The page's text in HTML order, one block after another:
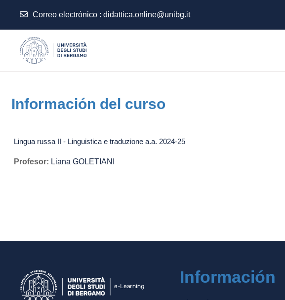
Correo electrónico : didattica.online@unibg.it
Información del curso
Lingua russa II - Linguistica e traduzione a.a. 2024-25
Profesor: Liana GOLETIANI
Información